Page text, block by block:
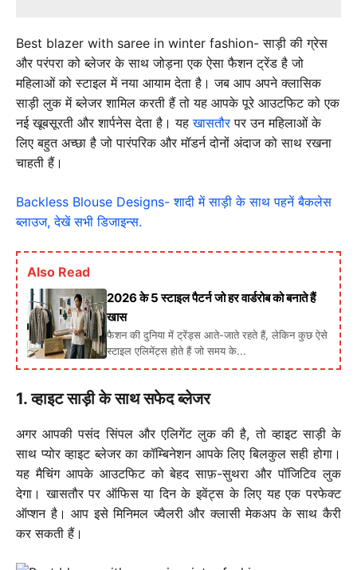
Best blazer with saree in winter fashion-साड़ी की ग्रेस
और परंपरा को ब्लेजर के साथ जोड़ना एक ऐसा फैशन ट्रेंड है जो
महिलाओं को स्टाइल में नया आयाम देता है। जब आप अपने क्लासिक
साड़ी लुक में ब्लेजर शामिल करती हैं तो यह आपके पूरे आउटफिट को एक
नई खूबसूरती और शार्पनेस देता है। यहखासतौरपर उन महिलाओं के
लिए बहुत अच्छा है जो पारंपरिक और मॉडर्न दोनों अंदाज को साथ रखना
चाहती हैं।
Backless Blouse Designs- शादी में साड़ी के साथ पहनें बैकलेस
ब्लाउज, देखें सभी डिजाइन्स.
Also Read
2026 के 5 स्टाइल पैटर्न जो हर वार्डरोब को बनाते हैं
खास
फैशन की दुनिया में ट्रेंड्स आते-जाते रहते हैं, लेकिन कुछ ऐसे
स्टाइल एलिमेंट्स होते हैं जो समय के...
1. व्हाइट साड़ी के साथ सफेद ब्लेजर
अगर आपकी पसंद सिंपल और एलिगेंट लुक की है, तो व्हाइट साड़ी के
साथ प्योर व्हाइट ब्लेजर का कॉम्बिनेशन आपके लिए बिलकुल सही होगा।
यह मैचिंग आपके आउटफिट को बेहद साफ़-सुथरा और पॉजिटिव लुक
देगा। खासतौर पर ऑफिस या दिन के इवेंट्स के लिए यह एक परफेक्ट
ऑप्शन है। आप इसे मिनिमल ज्वैलरी और क्लासी मेकअप के साथ कैरी
कर सकती हैं।